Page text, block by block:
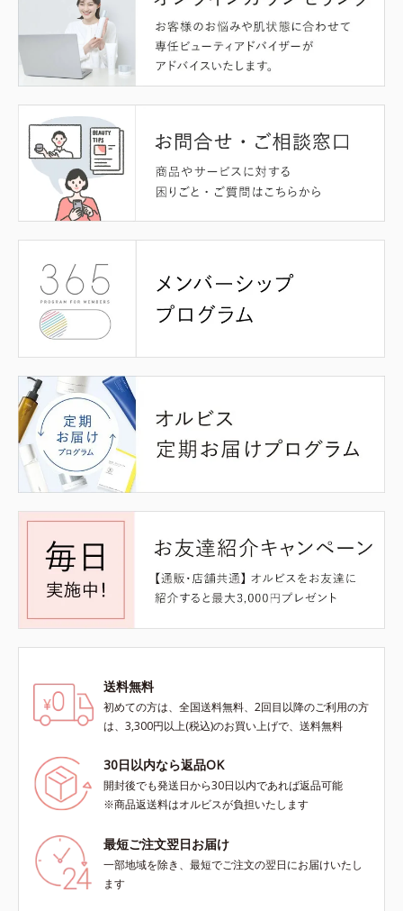
送料無料
初めての方は、全国送料無料、2回目以降のご利用の方
は、3,300円以上(税込)のお買い上げで、送料無料
30日以内なら返品OK
開封後でも発送日から30日以内であれば返品可能
※商品返送料はオルビスが負担いたします
最短ご注文翌日お届け
一部地域を除き、最短でご注文の翌日にお届けいたし
ます